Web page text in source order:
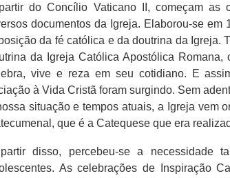
do Concílio Vaticano II, começam as
documentos da Igreja. Elaborou-se em
da fé católica e da doutrina da Igreja.
da Igreja Católica Apostólica
vive e reza em seu cotidiano. E
à Vida Cristã foram surgindo. Sem
situação e tempos atuais, a Igreja vem
que é a Catequese que era
disso, percebeu-se a necessidade
As celebrações de Inspiração